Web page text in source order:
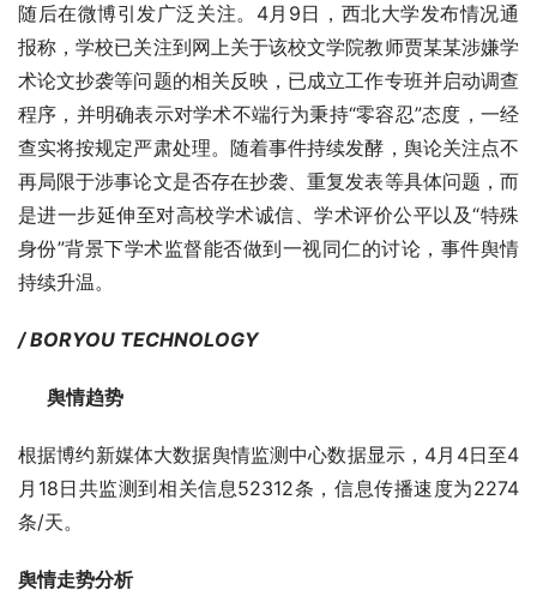
随后在微博引发广泛关注。4月9日，西北大学发布情况通
报称，学校已关注到网上关于该校文学院教师贾某某涉嫌学
术论文抄袭等问题的相关反映，已成立工作专班并启动调查
程序，并明确表示对学术不端行为秉持“零容忍”态度，一经
查实将按规定严肃处理。随着事件持续发酵，舆论关注点不
再局限于涉事论文是否存在抄袭、重复发表等具体问题，而
是进一步延伸至对高校学术诚信、学术评价公平以及“特殊
身份”背景下学术监督能否做到一视同仁的讨论，事件舆情
持续升温。
/ BORYOU TECHNOLOGY
舆情趋势
根据博约新媒体大数据舆情监测中心数据显示，4月4日至4
月18日共监测到相关信息52312条，信息传播速度为2274
条/天。
舆情走势分析